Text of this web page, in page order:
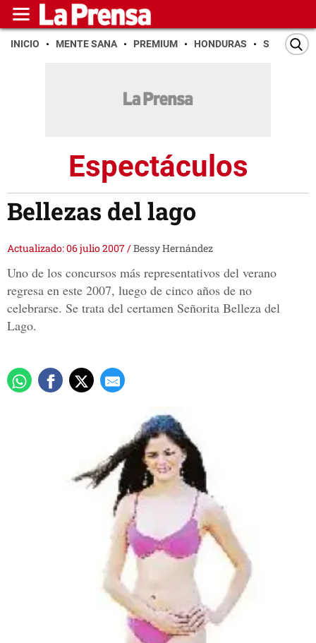
INICIO MENTE SANA PREMIUM HONDURAS SAN PEDRO
Espectáculos
Bellezas del lago
Actualizado: 06 julio 2007/Bessy Hernández
Uno de los concursos más representativos del verano
regresa en este 2007, luego de cinco años de no
celebrarse. Se trata del certamen Señorita Belleza del
Lago.